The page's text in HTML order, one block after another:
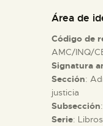
Área de
Código de
AMC/INQ/
Signatura
Sección:
justicia
Subsección
Serie: